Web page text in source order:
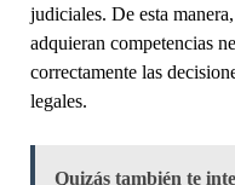
judiciales. De esta
adquieran competencias
correctamente las
legales.
Quizás también te